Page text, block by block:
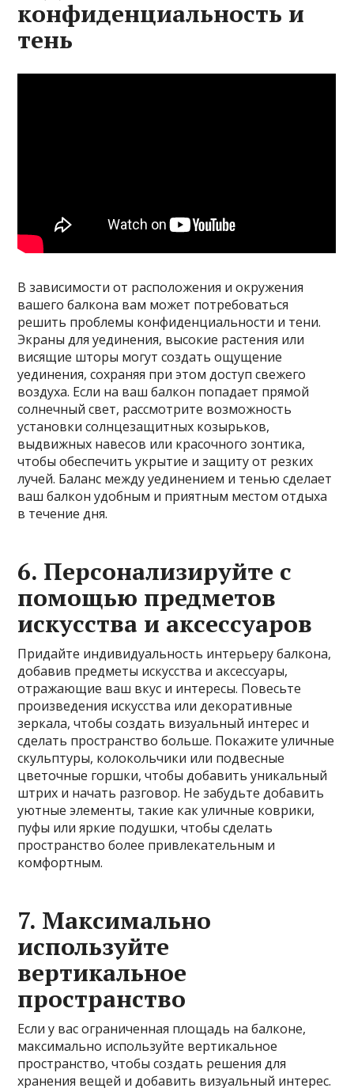
конфиденциальность и
тень
В зависимости от расположения и окружения
вашего балкона вам может потребоваться
решить проблемы конфиденциальности и тени.
Экраны для уединения, высокие растения или
висящие шторы могут создать ощущение
уединения, сохраняя при этом доступ свежего
воздуха. Если на ваш балкон попадает прямой
солнечный свет, рассмотрите возможность
установки солнцезащитных козырьков,
выдвижных навесов или красочного зонтика,
чтобы обеспечить укрытие и защиту от резких
лучей. Баланс между уединением и тенью сделает
ваш балкон удобным и приятным местом отдыха
в течение дня.
6. Персонализируйте с
помощью предметов
искусства и аксессуаров
Придайте индивидуальность интерьеру балкона,
добавив предметы искусства и аксессуары,
отражающие ваш вкус и интересы. Повесьте
произведения искусства или декоративные
зеркала, чтобы создать визуальный интерес и
сделать пространство больше. Покажите уличные
скульптуры, колокольчики или подвесные
цветочные горшки, чтобы добавить уникальный
штрих и начать разговор. Не забудьте добавить
уютные элементы, такие как уличные коврики,
пуфы или яркие подушки, чтобы сделать
пространство более привлекательным и
комфортным.
7. Максимально
используйте
вертикальное
пространство
Если у вас ограниченная площадь на балконе,
максимально используйте вертикальное
пространство, чтобы создать решения для
хранения вещей и добавить визуальный интерес.